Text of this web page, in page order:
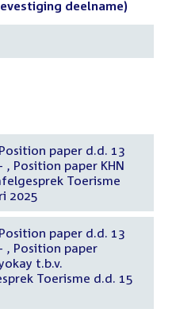
deelname)
paper d.d. 13
Toerisme
2025
paper d.d. 13
t.b.v.
Toerisme d.d. 15